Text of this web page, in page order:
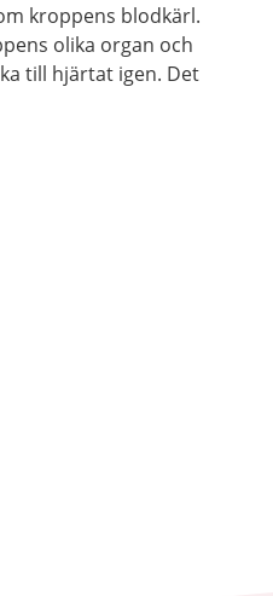
kroppens blodkärl.
olika organ och
till hjärtat igen. Det